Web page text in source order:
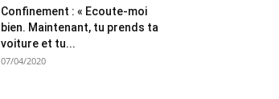
Confinement : « Ecoute-moi
bien. Maintenant, tu prends ta
voiture et tu...
07/04/2020